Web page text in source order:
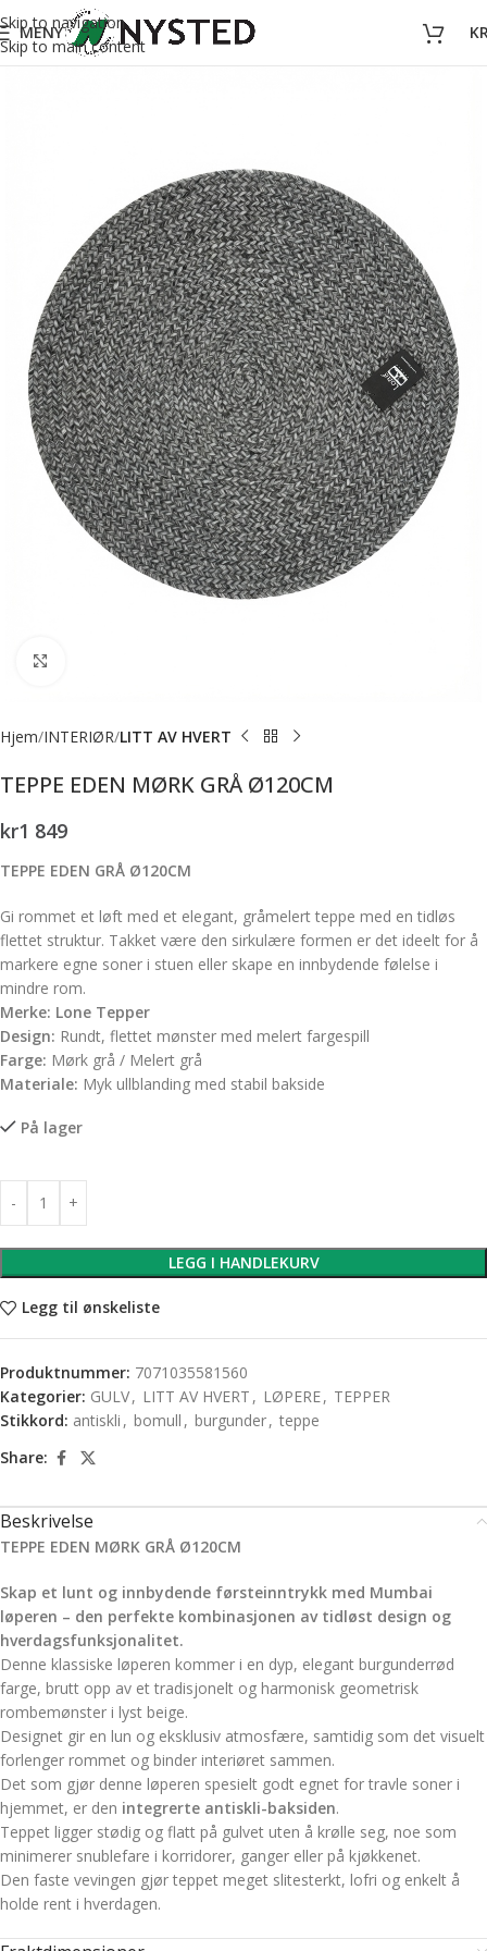
Skip to navigation
Skip to main content
MENY
Hjem INTERIØR LITT AV HVERT
TEPPE EDEN MØRK GRÅ Ø120CM
kr1 849
TEPPE EDEN GRÅ Ø120CM
Gi rommet et løft med et elegant, gråmelert teppe med en tidløs
flettet struktur. Takket være den sirkulære formen er det ideelt for å
markere egne soner i stuen eller skape en innbydende følelse i
mindre rom.
Merke: Lone Tepper
Design: Rundt, flettet mønster med melert fargespill
Farge: Mørk grå / Melert grå
Materiale: Myk ullblanding med stabil bakside
På lager
LEGG I HANDLEKURV
Legg til ønskeliste
Produktnummer: 7071035581560
Kategorier: GULV, LITT AV HVERT , LØPERE, TEPPER
Stikkord: antiskli , bomull , burgunder, teppe
Share:
Beskrivelse
TEPPE EDEN MØRK GRÅ Ø120CM
Skap et lunt og innbydende førsteinntrykk med Mumbai
løperen – den perfekte kombinasjonen av tidløst design og
hverdagsfunksjonalitet.
Denne klassiske løperen kommer i en dyp, elegant burgunderrød
farge, brutt opp av et tradisjonelt og harmonisk geometrisk
rombemønster i lyst beige.
Designet gir en lun og eksklusiv atmosfære, samtidig som det visuelt
forlenger rommet og binder interiøret sammen.
Det som gjør denne løperen spesielt godt egnet for travle soner i
hjemmet, er den integrerte antiskli-baksiden.
Teppet ligger stødig og flatt på gulvet uten å krølle seg, noe som
minimerer snublefare i korridorer, ganger eller på kjøkkenet.
Den faste vevingen gjør teppet meget slitesterkt, lofri og enkelt å
holde rent i hverdagen.